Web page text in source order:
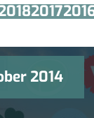
2017
2014